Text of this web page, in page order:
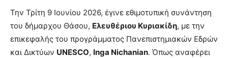
Την Τρίτη 9 Ιουνίου 2026, έγινε εθιμοτυπική συνάντηση
του δήμαρχου Θάσου, Ελευθέριου Κυριακίδη, με την
επικεφαλής του προγράμματος Πανεπιστημιακών Εδρών
και Δικτύων UNESCO, Inga Nichanian. Όπως αναφέρει